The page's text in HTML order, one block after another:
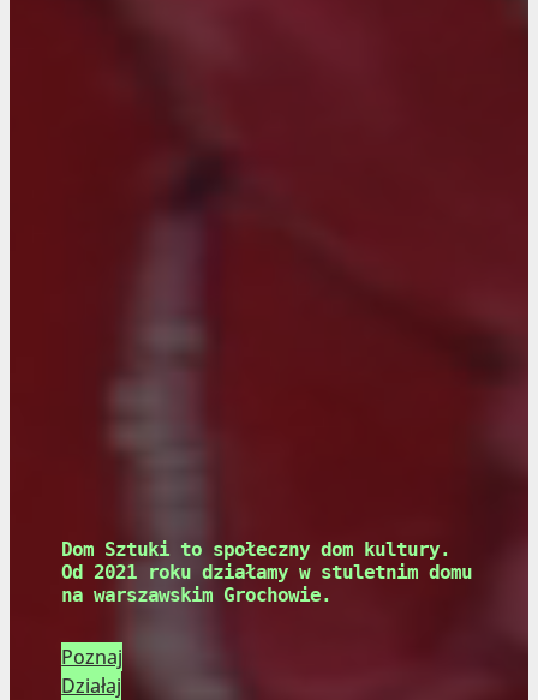
Dom Sztuki to społeczny dom kultury.
Od 2021 roku działamy w stuletnim domu
na warszawskim Grochowie.
Poznaj
Działaj